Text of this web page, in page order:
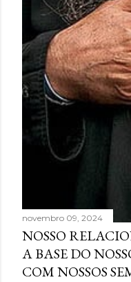
novembro 09, 2024
NOSSO
A BASE DO
COM NOSSOS